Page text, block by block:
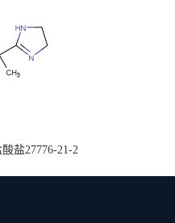
盐27776-21-2